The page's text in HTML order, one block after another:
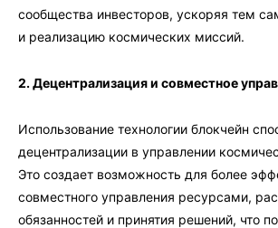
сообщества инвесторов, ускоряя тем
и реализацию космических миссий.
2. Децентрализация и совместное
Использование технологии блокчейн
децентрализации в управлении
Это создает возможность для более
совместного управления ресурсами,
обязанностей и принятия решений, что